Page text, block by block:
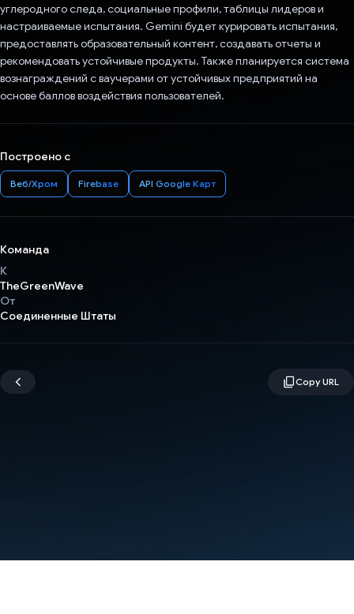
углеродного следа, социальные профили, таблицы лидеров и
настраиваемые испытания. Gemini будет курировать испытания,
предоставлять образовательный контент, создавать отчеты и
рекомендовать устойчивые продукты. Также планируется система
вознаграждений с ваучерами от устойчивых предприятий на
основе баллов воздействия пользователей.
Построено с
Веб/Хром Firebase API Google Карт
Команда
К
TheGreenWave
От
Соединенные Штаты